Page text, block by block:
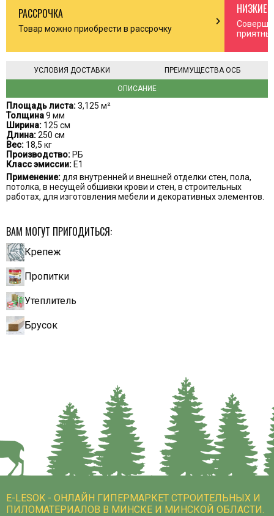
РАССРОЧКА
Товар можно приобрести в рассрочку chevron_right
НИЗКИЕ
ОПИСАНИЕ
УСЛОВИЯ ДОСТАВКИ ПРЕИМУЩЕСТВА ОСБ
Площадь листа:3,125 м²
Толщина9 мм
Ширина: 125 см
Длина:250 см
Вес: 18,5 кг
Производство: РБ
Класс эмиссии: Е1
Применение: для внутренней и внешней отделки стен, пола,
потолка, в несущей обшивки крови и стен, в строительных
работах, для изготовления мебели и декоративных элементов.
ВАМ МОГУТ ПРИГОДИТЬСЯ:
Крепеж
Пропитки
Утеплитель
Брусок
E-LESOK - ОНЛАЙН ГИПЕРМАРКЕТ СТРОИТЕЛЬНЫХ И
ПИЛОМАТЕРИАЛОВ В МИНСКЕ И МИНСКОЙ ОБЛАСТИ.